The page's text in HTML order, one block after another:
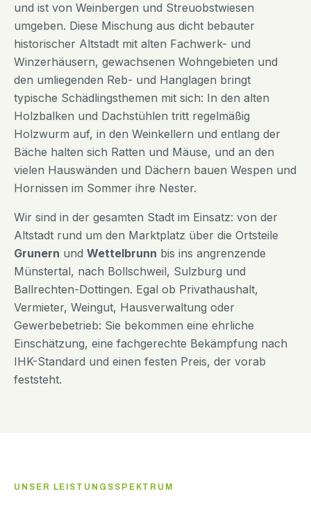
und ist von Weinbergen und Streuobstwiesen
umgeben. Diese Mischung aus dicht bebauter
historischer Altstadt mit alten Fachwerk- und
Winzerhäusern, gewachsenen Wohngebieten und
den umliegenden Reb- und Hanglagen bringt
typische Schädlingsthemen mit sich: In den alten
Holzbalken und Dachstühlen tritt regelmäßig
Holzwurm auf, in den Weinkellern und entlang der
Bäche halten sich Ratten und Mäuse, und an den
vielen Hauswänden und Dächern bauen Wespen und
Hornissen im Sommer ihre Nester.
Wir sind in der gesamten Stadt im Einsatz: von der
Altstadt rund um den Marktplatz über die Ortsteile
Grunern und Wettelbrunn bis ins angrenzende
Münstertal, nach Bollschweil, Sulzburg und
Ballrechten-Dottingen. Egal ob Privathaushalt,
Vermieter, Weingut, Hausverwaltung oder
Gewerbebetrieb: Sie bekommen eine ehrliche
Einschätzung, eine fachgerechte Bekämpfung nach
IHK-Standard und einen festen Preis, der vorab
feststeht.
UNSER LEISTUNGSSPEKTRUM